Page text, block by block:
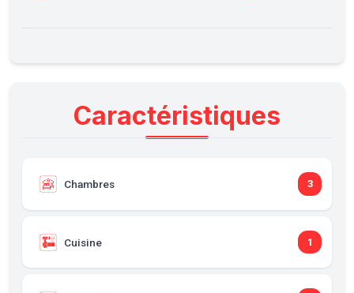
Caractéristiques
Chambres 3
Cuisine 1